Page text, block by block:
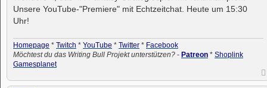
Unsere YouTube-"Premiere" mit Echtzeitchat. Heute um 15:30
Uhr!
Homepage * Twitch * YouTube * Twitter * Facebook
Möchtest du das Writing Bull Projekt unterstützen? - Patreon * Shoplink
Gamesplanet